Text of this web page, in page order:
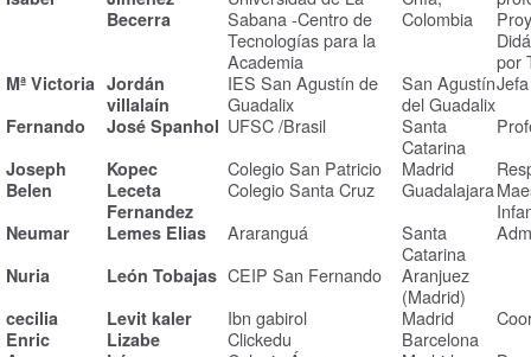
Becerra
Sabana -Centro de
Tecnologías para la
Academia
Colombia
por
Mª Victoria Jordán
villalaín
IES San Agustín de
Guadalix
San Agustín
del Guadalix
Fernando José Spanhol UFSC /Brasil
Santa
Catarina
Joseph Kopec Colegio San Patricio Madrid
Belen
Leceta
Fernandez
Colegio Santa Cruz Guadalajara
Neumar Lemes Elias Araranguá
Santa
Catarina
Nuria León Tobajas CEIP San Fernando
Aranjuez
(Madrid)
cecilia Levit kaler Ibn gabirol Madrid
Enric Lizabe Clickedu Barcelona